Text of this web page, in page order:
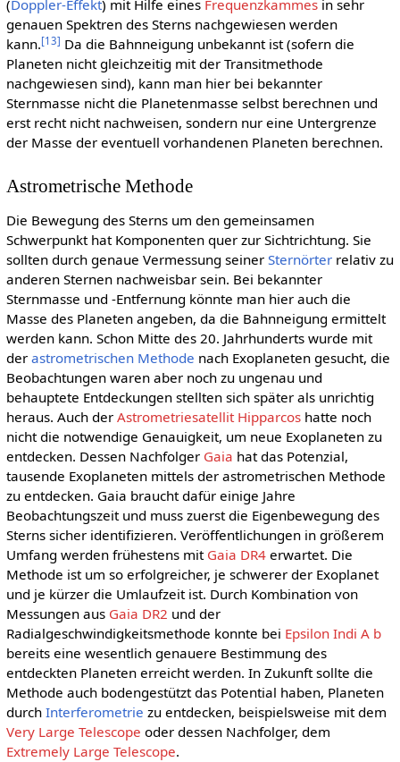
(Doppler-Effekt) mit Hilfe eines Frequenzkammesin sehr
genauen Spektren des Sterns nachgewiesen werden
kann.[13] Da die Bahnneigung unbekannt ist (sofern die
Planeten nicht gleichzeitig mit der Transitmethode
nachgewiesen sind), kann man hier bei bekannter
Sternmasse nicht die Planetenmasse selbst berechnen und
erst recht nicht nachweisen, sondern nur eine Untergrenze
der Masse der eventuell vorhandenen Planeten berechnen.
Astrometrische Methode
Die Bewegung des Sterns um den gemeinsamen
Schwerpunkt hat Komponenten quer zur Sichtrichtung. Sie
sollten durch genaue Vermessung seiner Sternörterrelativ zu
anderen Sternen nachweisbar sein. Bei bekannter
Sternmasse und ‑Entfernung könnte man hier auch die
Masse des Planeten angeben, da die Bahnneigung ermittelt
werden kann. Schon Mitte des 20. Jahrhunderts wurde mit
der astrometrischen Methode nach Exoplaneten gesucht, die
Beobachtungen waren aber noch zu ungenau und
behauptete Entdeckungen stellten sich später als unrichtig
heraus. Auch der Astrometriesatellit Hipparcoshatte noch
nicht die notwendige Genauigkeit, um neue Exoplaneten zu
entdecken. Dessen Nachfolger Gaia hat das Potenzial,
tausende Exoplaneten mittels der astrometrischen Methode
zu entdecken. Gaia braucht dafür einige Jahre
Beobachtungszeit und muss zuerst die Eigenbewegung des
Sterns sicher identifizieren. Veröffentlichungen in größerem
Umfang werden frühestens mit Gaia DR4erwartet. Die
Methode ist um so erfolgreicher, je schwerer der Exoplanet
und je kürzer die Umlaufzeit ist. Durch Kombination von
Messungen aus Gaia DR2 und der
Radialgeschwindigkeitsmethode konnte bei Epsilon Indi A b
bereits eine wesentlich genauere Bestimmung des
entdeckten Planeten erreicht werden. In Zukunft sollte die
Methode auch bodengestützt das Potential haben, Planeten
durch Interferometrie zu entdecken, beispielsweise mit dem
Very Large Telescope oder dessen Nachfolger, dem
Extremely Large Telescope.